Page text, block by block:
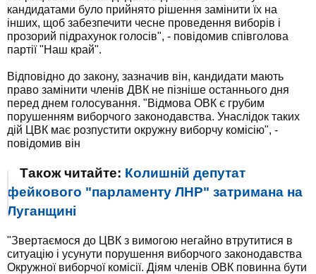
кандидатами було прийнято рішення замінити їх на
інших, щоб забезпечити чесне проведення виборів і
прозорий підрахунок голосів", - повідомив співголова
партії "Наш край".
Відповідно до закону, зазначив він, кандидати мають
право замінити членів ДВК не пізніше останнього дня
перед днем ​​голосування. "Відмова ОВК є грубим
порушенням виборчого законодавства. Унаслідок таких
дій ЦВК має розпустити окружну виборчу комісію", -
повідомив він
Також читайте: Колишній депутат
фейкового "парламенту ЛНР" затримана на
Луганщині
"Звертаємося до ЦВК з вимогою негайно втрутитися в
ситуацію і усунути порушення виборчого законодавства
Окружної виборчої комісії. Діям членів ОВК повинна бути